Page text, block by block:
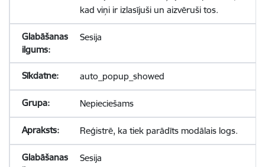
kad viņi ir izlasījuši un aizvēruši tos.
Sesija
auto_popup_showed
Nepieciešams
Reģistrē, ka tiek parādīts modālais logs.
Sesija